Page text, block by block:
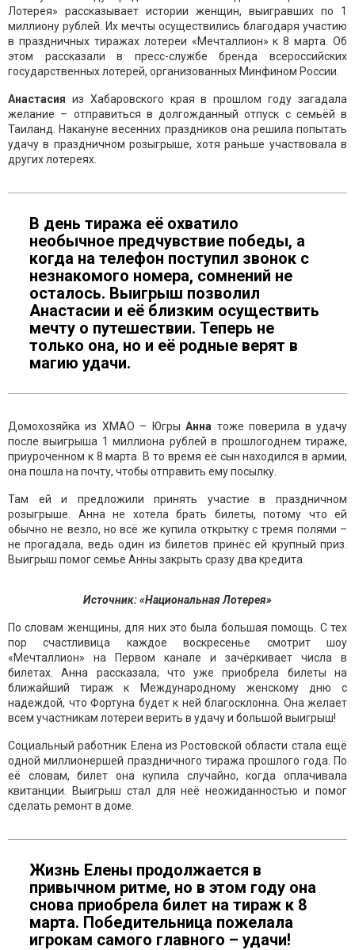
Лотерея» рассказывает истории женщин, выигравших по 1
миллиону рублей. Их мечты осуществились благодаря участию
в праздничных тиражах лотереи «Мечталлион» к 8 марта. Об
этом рассказали в пресс-службе бренда всероссийских
государственных лотерей, организованных Минфином России.
Анастасия из Хабаровского края в прошлом году загадала
желание – отправиться в долгожданный отпуск с семьёй в
Таиланд. Накануне весенних праздников она решила попытать
удачу в праздничном розыгрыше, хотя раньше участвовала в
других лотереях.
В день тиража её охватило
необычное предчувствие победы, а
когда на телефон поступил звонок с
незнакомого номера, сомнений не
осталось. Выигрыш позволил
Анастасии и её близким осуществить
мечту о путешествии. Теперь не
только она, но и её родные верят в
магию удачи.
Домохозяйка из ХМАО – ЮгрыАнна тоже поверила в удачу
после выигрыша 1 миллиона рублей в прошлогоднем тираже,
приуроченном к 8 марта. В то время её сын находился в армии,
она пошла на почту, чтобы отправить ему посылку.
Там ей и предложили принять участие в праздничном
розыгрыше. Анна не хотела брать билеты, потому что ей
обычно не везло, но всё же купила открытку с тремя полями –
не прогадала, ведь один из билетов принёс ей крупный приз.
Выигрыш помог семье Анны закрыть сразу два кредита.
Источник: «Национальная Лотерея»
По словам женщины, для них это была большая помощь. С тех
пор счастливица каждое воскресенье смотрит шоу
«Мечталлион» на Первом канале и зачёркивает числа в
билетах. Анна рассказала, что уже приобрела билеты на
ближайший тираж к Международному женскому дню с
надеждой, что Фортуна будет к ней благосклонна. Она желает
всем участникам лотереи верить в удачу и большой выигрыш!
Социальный работник Елена из Ростовской области стала ещё
одной миллионершей праздничного тиража прошлого года. По
её словам, билет она купила случайно, когда оплачивала
квитанции. Выигрыш стал для неё неожиданностью и помог
сделать ремонт в доме.
Жизнь Елены продолжается в
привычном ритме, но в этом году она
снова приобрела билет на тираж к 8
марта. Победительница пожелала
игрокам самого главного – удачи!